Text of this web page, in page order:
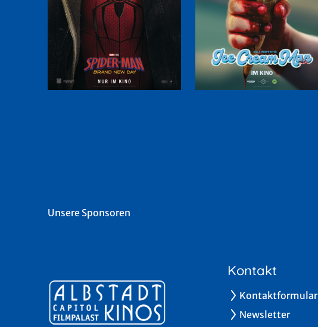
Unsere Sponsoren
Kontakt
Kontaktformular
Newsletter